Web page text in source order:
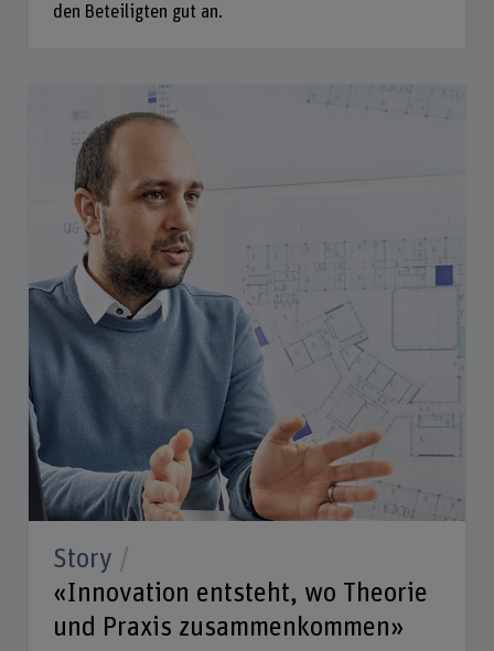
den Beteiligten gut an.
Story
«Innovation entsteht, wo Theorie
und Praxis zusammenkommen»